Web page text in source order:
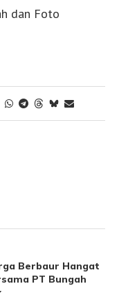
dan Foto
Berbaur Hangat
PT Bungah